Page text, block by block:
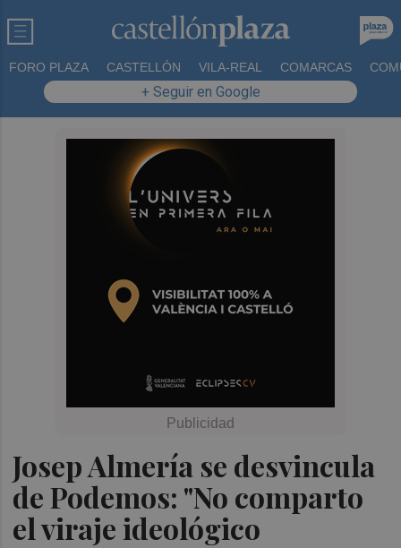
FORO PLAZA CASTELLÓN VILA-REAL COMARCAS
+ Seguir en Google
Josep Almería se desvincula
de Podemos: "No comparto
el viraje ideológico